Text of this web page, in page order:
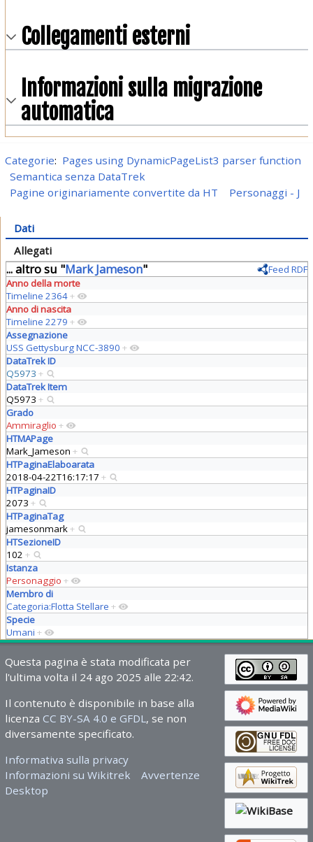
Collegamenti esterni
Informazioni sulla migrazione
automatica
Categorie: Pages using DynamicPageList3 parser function
Semantica senza DataTrek
Pagine originariamente convertite da HT
Personaggi - J
Dati
Allegati
... altro su "Mark Jameson"
Feed RDF
Anno della morte
Timeline 2364+
Anno di nascita
Timeline 2279 +
Assegnazione
USS Gettysburg NCC-3890 +
DataTrek ID
Q5973 +
DataTrek Item
Q5973 +
Grado
Ammiraglio +
HTMAPage
Mark_Jameson +
HTPaginaElaboarata
2018-04-22T16:17:17 +
HTPaginaID
2073 +
HTPaginaTag
jamesonmark+
HTSezioneID
102 +
Istanza
Personaggio +
Membro di
Categoria:Flotta Stellare +
Specie
Umani +
Questa pagina è stata modificata per
l'ultima volta il 24 ago 2025 alle 22:42.
Il contenuto è disponibile in base alla
licenza CC BY-SA 4.0 e GFDL, se non
diversamente specificato.
Informativa sulla privacy
Informazioni su Wikitrek
Avvertenze
Desktop